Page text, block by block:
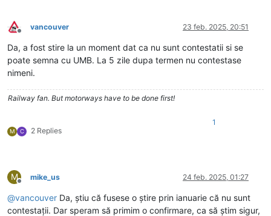
Deconectat
vancouver 23 feb. 2025, 20:51
Da, a fost stire la un moment dat ca nu sunt contestatii si se
poate semna cu UMB. La 5 zile dupa termen nu contestase
nimeni.
Railway fan. But motorways have to be done first!
M C 2 Replies
1
M
Deconectat
mike_us 24 feb. 2025, 01:27
@vancouver Da, știu că fusese o știre prin ianuarie că nu sunt
contestații. Dar speram să primim o confirmare, ca să știm sigur,